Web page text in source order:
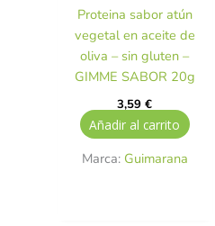
Proteina sabor atún
vegetal en aceite de
oliva – sin gluten –
GIMME SABOR 20g
3,59€
Añadir al carrito
Marca: Guimarana